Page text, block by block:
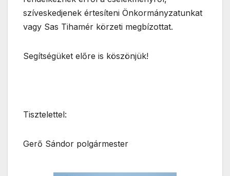
szíveskedjenek értesíteni Önkormányzatunkat
vagy Sas Tihamér körzeti megbízottat.
Segítségüket előre is köszönjük!
Tisztelettel:
Gerő Sándor polgármester